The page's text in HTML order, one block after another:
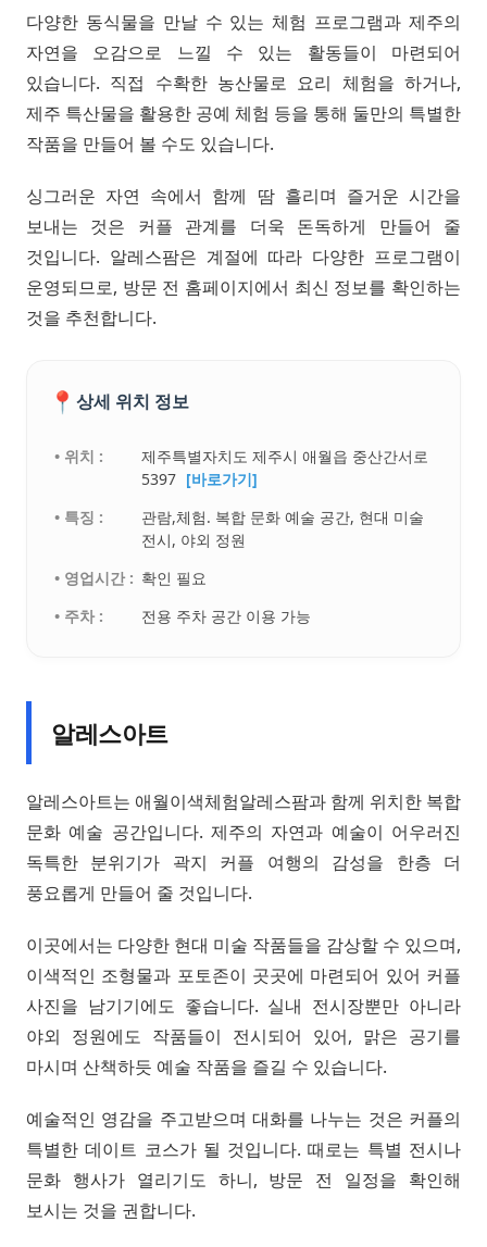
다양한 동식물을 만날 수 있는 체험 프로그램과 제주의
자연을 오감으로 느낄 수 있는 활동들이 마련되어
있습니다. 직접 수확한 농산물로 요리 체험을 하거나,
제주 특산물을 활용한 공예 체험 등을 통해 둘만의 특별한
작품을 만들어 볼 수도 있습니다.
싱그러운 자연 속에서 함께 땀 흘리며 즐거운 시간을
보내는 것은 커플 관계를 더욱 돈독하게 만들어 줄
것입니다. 알레스팜은 계절에 따라 다양한 프로그램이
운영되므로, 방문 전 홈페이지에서 최신 정보를 확인하는
것을 추천합니다.
📍 상세 위치 정보
• 위치 :
제주특별자치도 제주시 애월읍 중산간서로
5397 [바로가기]
• 특징 :
관람,체험. 복합 문화 예술 공간, 현대 미술
전시, 야외 정원
• 영업시간 : 확인 필요
• 주차 :
전용 주차 공간 이용 가능
알레스아트
알레스아트는 애월이색체험알레스팜과 함께 위치한 복합
문화 예술 공간입니다. 제주의 자연과 예술이 어우러진
독특한 분위기가 곽지 커플 여행의 감성을 한층 더
풍요롭게 만들어 줄 것입니다.
이곳에서는 다양한 현대 미술 작품들을 감상할 수 있으며,
이색적인 조형물과 포토존이 곳곳에 마련되어 있어 커플
사진을 남기기에도 좋습니다. 실내 전시장뿐만 아니라
야외 정원에도 작품들이 전시되어 있어, 맑은 공기를
마시며 산책하듯 예술 작품을 즐길 수 있습니다.
예술적인 영감을 주고받으며 대화를 나누는 것은 커플의
특별한 데이트 코스가 될 것입니다. 때로는 특별 전시나
문화 행사가 열리기도 하니, 방문 전 일정을 확인해
보시는 것을 권합니다.